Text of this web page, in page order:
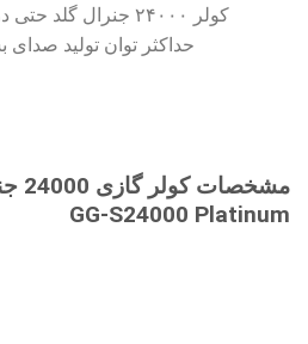
کولر ۲۴۰۰۰ جنرال
حداکثر توان تولید صدای
GG-S24000 Platinum